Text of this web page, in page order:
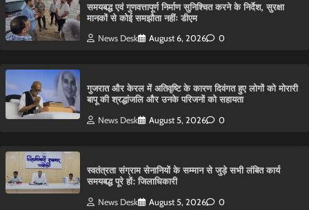
समयबद्ध एवं गुणवत्तापूर्ण निर्माण सुनिश्चित करने के निर्देश, सुरक्षा
मानकों से कोई समझौता नहींः डीएम
News Desk August 6, 2026 0
गुजरात और केरल में अतिवृष्टि के कारण दिवंगत हुए लोगों को मोरारी
बापू की श्रद्धांजलि और उनके परिजनों को सहायता
News Desk August 5, 2026 0
स्वतंत्रता संग्राम सेनानियों के सम्मान से जुड़े सभी लंबित कार्य
समयबद्ध पूरे हों: जिलाधिकारी
News Desk August 5, 2026 0